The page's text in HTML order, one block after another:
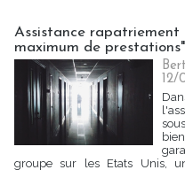
Assistance rapatriement
maximum de prestations"
12/
groupe sur les Etats Unis,